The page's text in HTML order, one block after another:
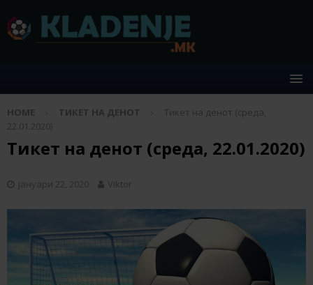
HOME ТИКЕТ НА ДЕНОТ
Тикет на денот (среда,
22.01.2020)
Тикет на денот (среда, 22.01.2020)
јануари 22, 2020 Viktor